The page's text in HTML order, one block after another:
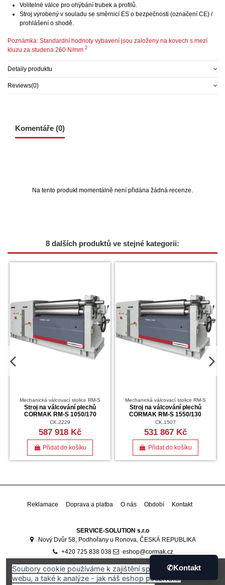
Volitelné válce pro ohýbání trubek a profilů.
Stroj vyrobený v souladu se směrnicí ES o bezpečnosti (označení CE) /
prohlášení o shodě.
Poznámka: Standardní hodnoty vybavení jsou založeny na kovech s mezí
kluzu za studena 260 N/mm 2
Detaily produktu
Reviews(0)
Komentáře (0)
Na tento produkt momentálně není přidána žádná recenze.
8 dalších produktů ve stejné kategorii:
Mechanická válcovací stolice RM-S
Stroj na válcování plechů
CORMAK RM-S 1050/170
CK.2229
587 918 Kč
Přidat do košíku
Mechanická válcovací stolice RM-S
Stroj na válcování plechů
CORMAK RM-S 1550/130
CK.1507
531 867 Kč
Přidat do košíku
Reklamace Doprava a platba O nás Období Kontakt
SERVICE-SOLUTION s.r.o
Nový Dvůr 58, Podhořany u Ronova, ČESKÁ REPUBLIKA
+420 725 838 038
eshop@cormak.cz
Developed byAli Software Development 🇷🇴
Soubory cookie používáme k zajištění správného fungování
webu, a také k analýze - jak náš eshop používáte.
✆Kontakt